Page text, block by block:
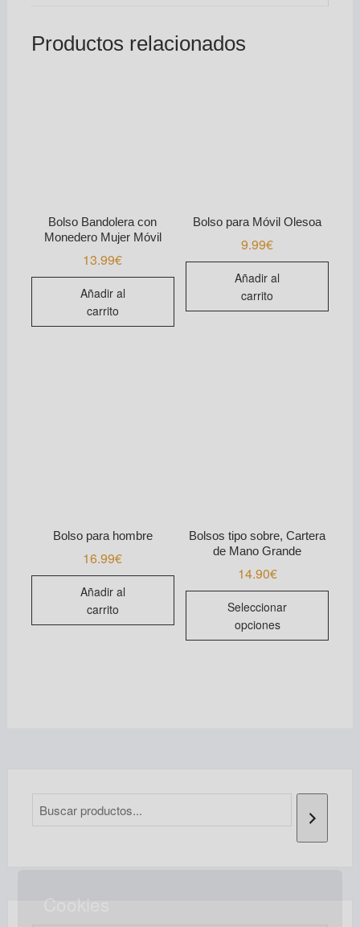
Productos relacionados
Bolso Bandolera con
Monedero Mujer Móvil
13.99€
Añadir al
carrito
Bolso para Móvil Olesoa
9.99€
Añadir al
carrito
Bolso para hombre
16.99€
Añadir al
carrito
Bolsos tipo sobre, Cartera
de Mano Grande
14.90€
Seleccionar
opciones
Este
Cookies